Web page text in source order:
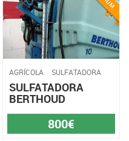
AGRÍCOLA SULFATADORA
SULFATADORA
BERTHOUD
800€